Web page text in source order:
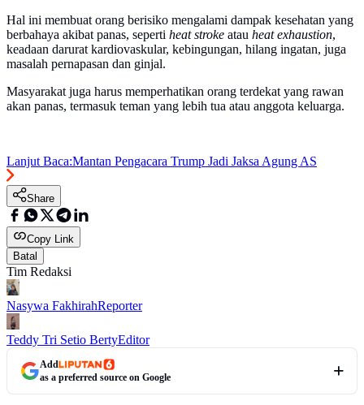
Hal ini membuat orang berisiko mengalami dampak kesehatan yang
berbahaya akibat panas, seperti heat stroke atau heat exhaustion,
keadaan darurat kardiovaskular, kebingungan, hilang ingatan, juga
masalah pernapasan dan ginjal.
Masyarakat juga harus memperhatikan orang terdekat yang rawan
akan panas, termasuk teman yang lebih tua atau anggota keluarga.
Lanjut Baca:Mantan Pengacara Trump Jadi Jaksa Agung AS
Share
Copy Link
Batal
Tim Redaksi
Nasywa FakhirahReporter
Teddy Tri Setio BertyEditor
Add
as a preferred source on Google